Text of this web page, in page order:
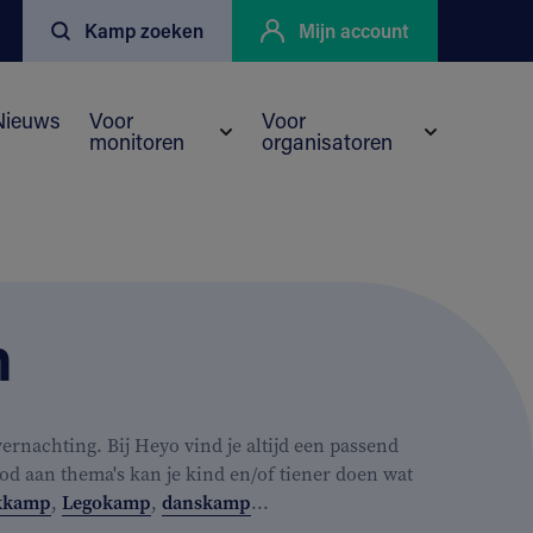
Kamp zoeken Mijn account
voor Kortingen
Voor
monitoren
Submenu voor Voor monitoren
Voor
organisatoren
Bij Heyo vind je altijd een passend
aan thema's kan je kind en/of tiener doen wat
, Legokamp, danskamp...